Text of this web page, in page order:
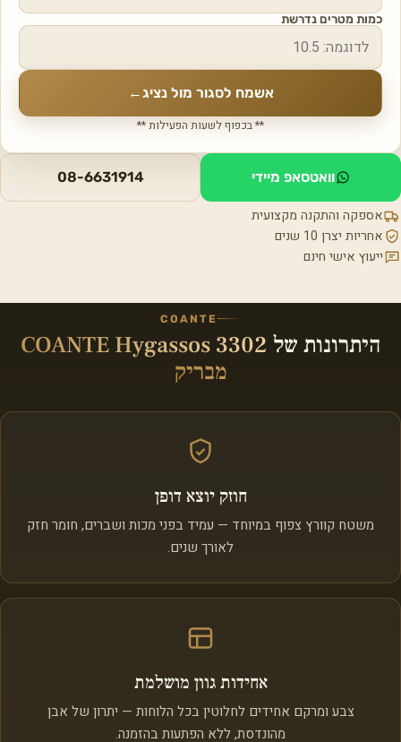
כמות מטרים נדרשת
אשמח לסגור מול נציג←
** בכפוף לשעות הפעילות **
וואטסאפ מיידי 08-6631914
אספקה והתקנה מקצועית
אחריות יצרן 10 שנים
ייעוץ אישי חינם
COANTE
היתרונות של COANTE Hygassos 3302
מבריק
חוזק יוצא דופן
משטח קוורץ צפוף במיוחד — עמיד בפני מכות ושברים, חומר חזק
לאורך שנים.
אחידות גוון מושלמת
צבע ומרקם אחידים לחלוטין בכל הלוחות — יתרון של אבן
מהונדסת, ללא הפתעות בהזמנה.